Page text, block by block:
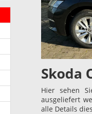
Skoda
Hier sehen
ausgeliefert
alle Details